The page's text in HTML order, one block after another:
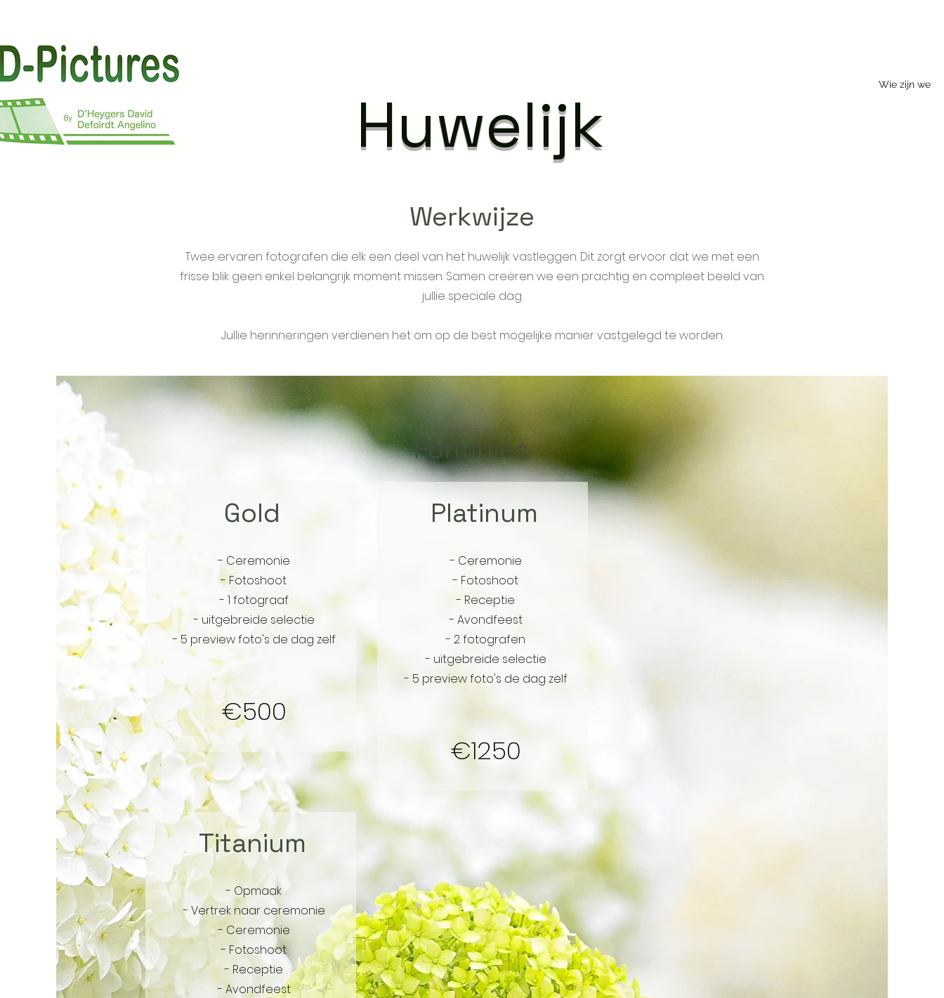
Huwelijk Wie zijn we
Werkwijze
Twee ervaren fotografen die elk een deel van het huwelijk vastleggen. Dit zorgt ervoor dat we met een
frisse blik geen enkel belangrijk moment missen. Samen creëren we een prachtig en compleet beeld van
jullie speciale dag.
Jullie herinneringen verdienen het om op de best mogelijke manier vastgelegd te worden.
Formules
Gold
- Ceremonie
- Fotoshoot
- 1 fotograaf
- uitgebreide selectie
- 5 preview foto's de dag zelf
€500
Platinum
- Ceremonie
- Fotoshoot
- Receptie
- Avondfeest
- 2 fotografen
- uitgebreide selectie
- 5 preview foto's de dag zelf
€1250
Titanium
- Opmaak
- Vertrek naar ceremonie
- Ceremonie
- Fotoshoot
- Receptie
- Avondfeest